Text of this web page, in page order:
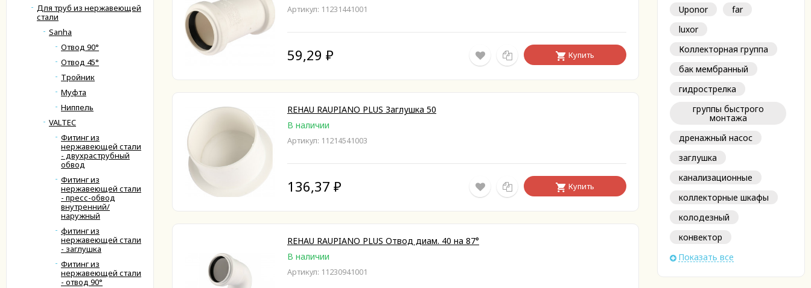
Uponor
far
luxor
Коллекторная группа
бак мембранный
гидрострелка
группы быстрого
монтажа
дренажный насос
заглушка
канализационные
коллекторные шкафы
колодезный
конвектор
Показать все
Для труб из нержавеющей
стали
Sanha
Отвод 90°
Отвод 45°
Тройник
Муфта
Ниппель
VALTEC
Фитинг из
нержавеющей стали
- двухраструбный
обвод
Фитинг из
нержавеющей стали
- пресс-обвод
внутренний/
наружный
фитинг из
нержавеющей стали
- заглушка
Фитинг из
нержавеющей стали
- отвод 90°
Артикул: 11231441001
59,29 ₽ Купить
REHAU RAUPIANO PLUS Заглушка 50
В наличии
Артикул: 11214541003
136,37 ₽ Купить
REHAU RAUPIANO PLUS Отвод диам. 40 на 87°
В наличии
Артикул: 11230941001